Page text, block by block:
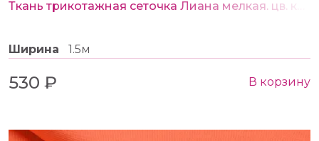
Ширина 1.5м
530 ₽ В корзину